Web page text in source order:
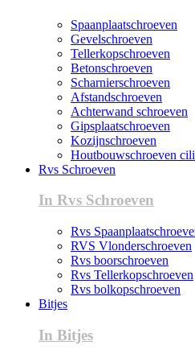
Spaanplaatschroeven
Gevelschroeven
Tellerkopschroeven
Betonschroeven
Scharnierschroeven
Afstandschroeven
Achterwand schroeven
Gipsplaatschroeven
Kozijnschroeven
Houtbouwschroeven
Rvs Schroeven
In Rvs Schroeven
Rvs
RVS Vlonderschroeven
Rvs boorschroeven
Rvs Tellerkopschroeven
Rvs bolkopschroeven
Bitjes
In Bitjes